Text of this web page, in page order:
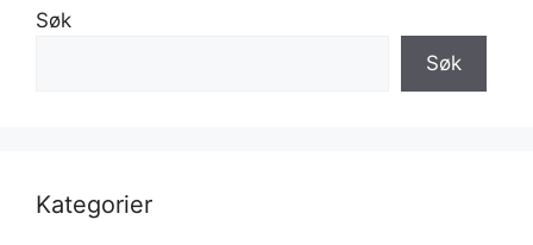
Søk
Søk
Kategorier